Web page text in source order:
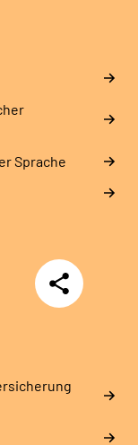
Sprache
Teilen